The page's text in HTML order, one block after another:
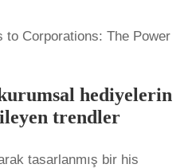
hediyelerin
trendler
tasarlanmış bir his